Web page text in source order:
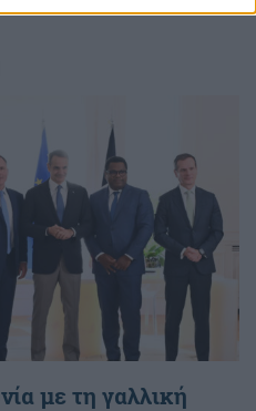
με τη γαλλική